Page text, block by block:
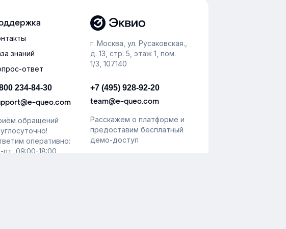
г. Москва, ул. Русаковская.,
д. 13, стр. 5, этаж 1, пом.
1/3, 107140
+7 (495) 928-92-20
team@e-queo.com
Расскажем о платформе и
предоставим бесплатный
демо-доступ
знаний
ответ
234-84-30
queo.com
обращений
оперативно:
пт, 09:00-18:00